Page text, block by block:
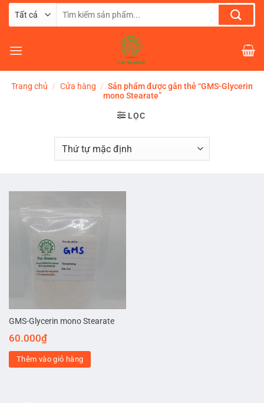
Chuyển
dung
Tìm
Trang chủ / Cửa hàng / Sản phẩm được gắn thẻ “GMS-Glycerin
mono Stearate”
LỌC
GMS-Glycerin mono Stearate
60.000₫
Thêm vào giỏ hàng